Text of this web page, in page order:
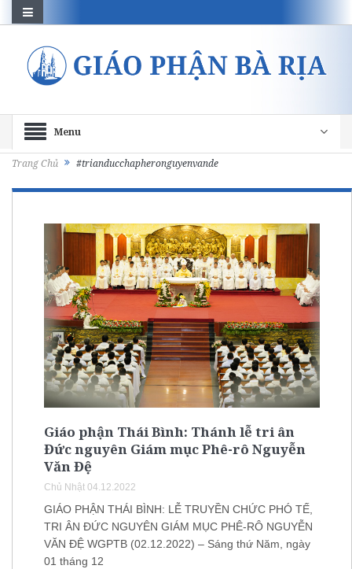
Menu
Trang Chủ #trianducchapheronguyenvande
Giáo phận Thái Bình: Thánh lễ tri ân
Đức nguyên Giám mục Phê-rô Nguyễn
Văn Đệ
Chủ Nhật 04.12.2022
GIÁO PHẬN THÁI BÌNH: LỄ TRUYỀN CHỨC PHÓ TẾ,
TRI ÂN ĐỨC NGUYÊN GIÁM MỤC PHÊ-RÔ NGUYỄN
VĂN ĐỆ WGPTB (02.12.2022) – Sáng thứ Năm, ngày
01 tháng 12